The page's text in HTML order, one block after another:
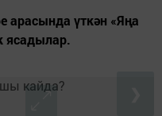
арасында үткән «Яңа
ясадылар.